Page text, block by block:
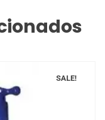
SALE!